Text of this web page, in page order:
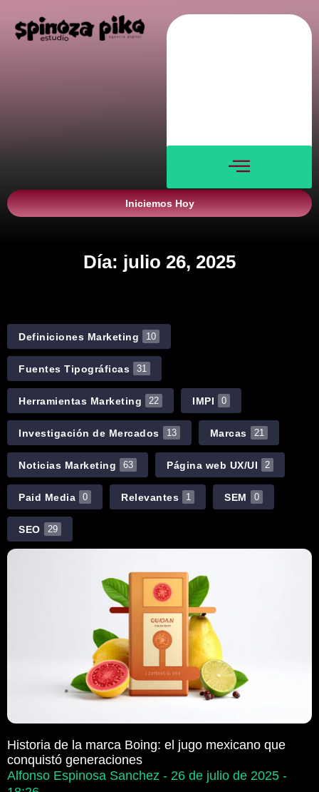
Iniciemos Hoy
Día: julio 26, 2025
Definiciones Marketing 10
Fuentes Tipográficas 31
Herramientas Marketing 22 IMPI 0
Investigación de Mercados 13 Marcas 21
Noticias Marketing 63 Página web UX/UI 2
Paid Media 0 Relevantes 1 SEM 0
SEO 29
Historia de la marca Boing: el jugo mexicano que
conquistó generaciones
Alfonso Espinosa Sanchez
26 de julio de 2025